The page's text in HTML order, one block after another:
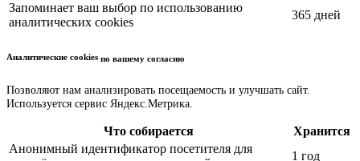
Запоминает ваш выбор по использованию
аналитических cookies
365 дней
Аналитические cookies по вашему согласию
Позволяют нам анализировать посещаемость и улучшать сайт.
Используется сервис Яндекс.Метрика.
Что собирается
Хранится
Анонимный идентификатор посетителя для
1 год